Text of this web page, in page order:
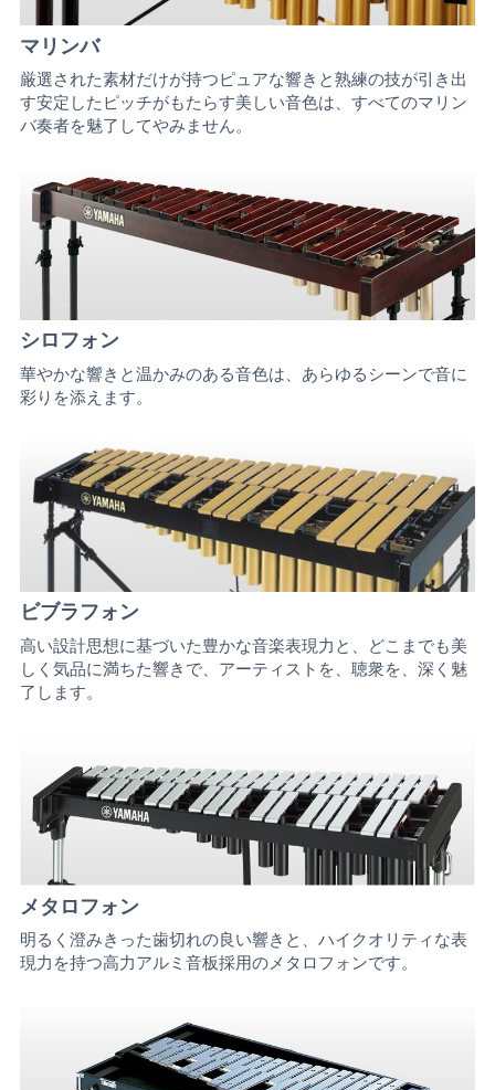
マリンバ
厳選された素材だけが持つピュアな響きと熟練の技が引き出
す安定したピッチがもたらす美しい音色は、すべてのマリン
バ奏者を魅了してやみません。
シロフォン
華やかな響きと温かみのある音色は、あらゆるシーンで音に
彩りを添えます。
ビブラフォン
高い設計思想に基づいた豊かな音楽表現力と、どこまでも美
しく気品に満ちた響きで、アーティストを、聴衆を、深く魅
了します。
メタロフォン
明るく澄みきった歯切れの良い響きと、ハイクオリティな表
現力を持つ高力アルミ音板採用のメタロフォンです。